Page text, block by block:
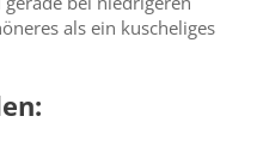
als ein kuscheliges